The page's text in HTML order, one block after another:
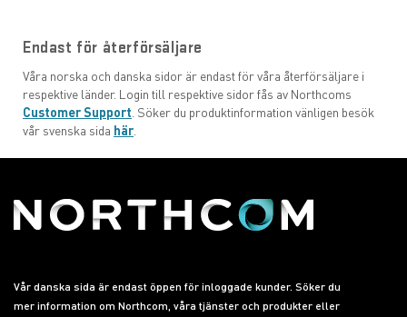
Endast för återförsäljare
Våra norska och danska sidor är endast för våra återförsäljare i
respektive länder. Login till respektive sidor fås av Northcoms
Customer Support . Söker du produktinformation vänligen besök
vår svenska sida här
Vår danska sida är endast öppen för inloggade kunder. Söker du
mer information om Northcom, våra tjänster och produkter eller